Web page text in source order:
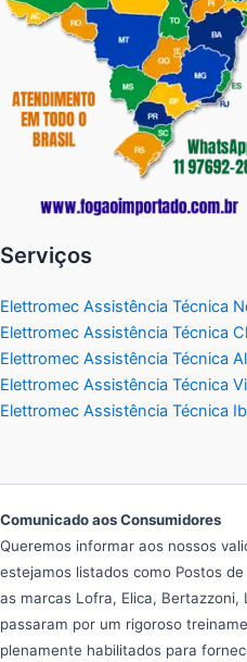
Serviços
Elettromec Assistência Técnica
Elettromec Assistência Técnica
Elettromec Assistência Técnica
Elettromec Assistência Técnica
Elettromec Assistência Técnica
Comunicado aos Consumidores
Queremos informar aos nossos
estejamos listados como Postos
as marcas Lofra, Elica,
passaram por um rigoroso
plenamente habilitados para